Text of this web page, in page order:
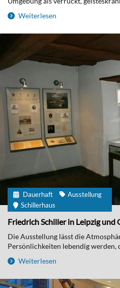
Weiterlesen
Dauerhaft
Ausstellung
Schillerhaus
Friedrich Schiller in Leipzig und
Die Ausstellung lässt die
Persönlichkeiten lebendig werden,
Weiterlesen